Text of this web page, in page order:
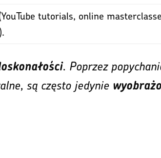
tutorials, online
. Poprzez
są często jedynie